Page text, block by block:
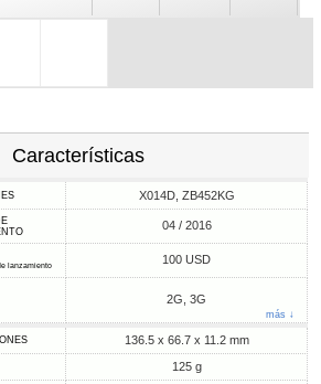
Características
X014D, ZB452KG
04 / 2016
lanzamiento 100 USD
2G, 3G
más ↓
136.5 x 66.7 x 11.2 mm
125 g